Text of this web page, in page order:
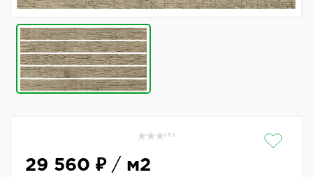
( 0 )
29 560 ₽/ м2